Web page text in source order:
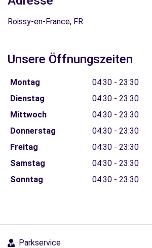
Roissy-en-France, FR
Unsere Öffnungszeiten
Montag
04:30 - 23:30
Dienstag
04:30 - 23:30
Mittwoch
04:30 - 23:30
Donnerstag
04:30 - 23:30
Freitag
04:30 - 23:30
Samstag
04:30 - 23:30
Sonntag
04:30 - 23:30
Parkservice